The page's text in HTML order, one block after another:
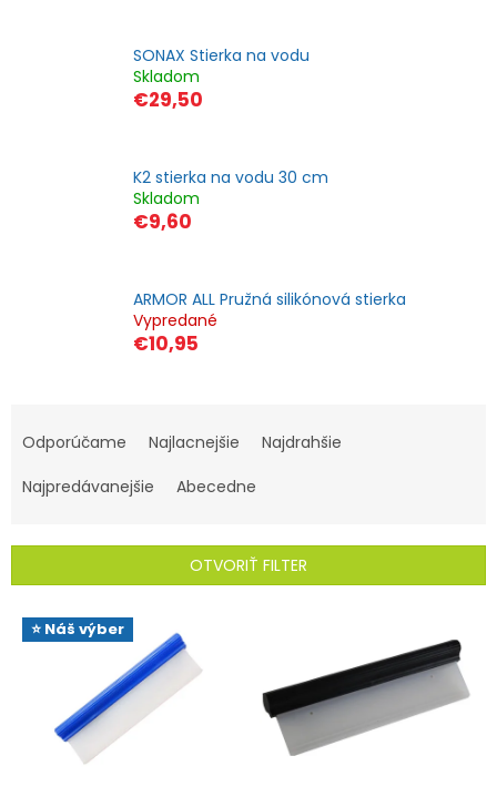
SONAX Stierka na vodu
Skladom
€29,50
K2 stierka na vodu 30 cm
Skladom
€9,60
ARMOR ALL Pružná silikónová stierka
Vypredané
€10,95
a
d
n
p
Odporúčame Najlacnejšie
Najdrahšie
Najpredávanejšie
Abecedne
OTVORIŤ FILTER
V
ý
⭐ Náš výber